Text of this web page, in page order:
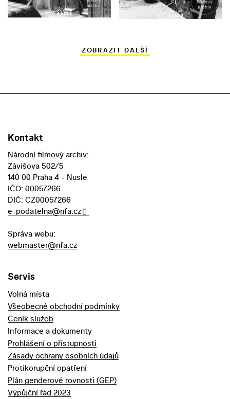
ZOBRAZIT DALŠÍ
Kontakt
Národní filmový archiv:
Závišova 502/5
140 00 Praha 4 - Nusle
IČO: 00057266
DIČ: CZ00057266
e-podatelna@nfa.cz
Správa webu:
webmaster@nfa.cz
Servis
Volná místa
Všeobecné obchodní podmínky
Ceník služeb
Informace a dokumenty
Prohlášení o přístupnosti
Zásady ochrany osobních údajů
Protikorupční opatření
Plán genderové rovnosti (GEP)
Výpůjční řád 2023